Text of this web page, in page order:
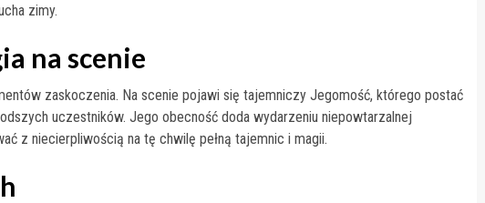
zimy.
na scenie
zaskoczenia. Na scenie pojawi się tajemniczy Jegomość, którego postać
uczestników. Jego obecność doda wydarzeniu niepowtarzalnej
z niecierpliwością na tę chwilę pełną tajemnic i magii.